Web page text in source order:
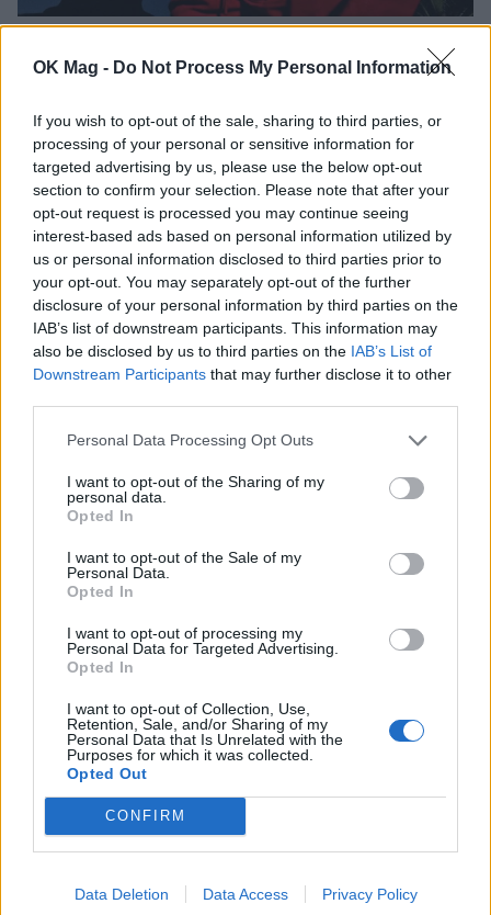
OK Mag - Do Not Process My Personal Information
If you wish to opt-out of the sale, sharing to third parties, or
processing of your personal or sensitive information for
targeted advertising by us, please use the below opt-out
section to confirm your selection. Please note that after your
opt-out request is processed you may continue seeing
interest-based ads based on personal information utilized by
us or personal information disclosed to third parties prior to
your opt-out. You may separately opt-out of the further
disclosure of your personal information by third parties on the
IAB’s list of downstream participants. This information may
also be disclosed by us to third parties on the IAB’s List of
Downstream Participants that may further disclose it to other
Personal Data Processing Opt Outs
I want to opt-out of the Sharing of my
personal data.
Opted In
I want to opt-out of the Sale of my
Personal Data.
Opted In
I want to opt-out of processing my
Personal Data for Targeted Advertising.
Opted In
I want to opt-out of Collection, Use,
Retention, Sale, and/or Sharing of my
Personal Data that Is Unrelated with the
Purposes for which it was collected.
Opted Out
CONFIRM
Data Deletion Data Access Privacy Policy
σύντροφό της στην Ιταλία
Μαντόνα: Το σπάνιο στιγμιότυπο με τα έξι
παιδιά της στα 66α γενέθλιά της στην
Πομπηία
CELEBRITIES
Gabbana – Γιατί ξεσήκωσε θύελλα